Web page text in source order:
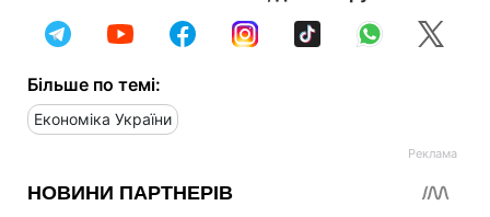
Більше по темі:
Економіка України